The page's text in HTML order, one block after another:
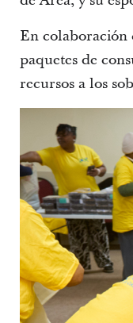
En colaboración
paquetes de
recursos a los